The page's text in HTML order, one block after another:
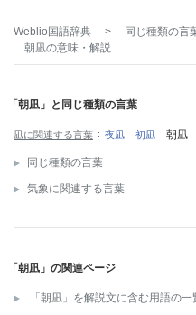
Weblio国語辞典 > 同じ種類の言
朝凪の意味・解説
「朝凪」と同じ種類の言葉
凪に関連する言葉 夜凪 初凪 朝凪
同じ種類の言葉
気象に関連する言葉
「朝凪」の関連ページ
「朝凪」を解説文に含む用語の一